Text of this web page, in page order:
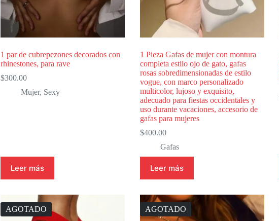
1 par de cubrepezones decorados con
rhinestones, para rave
$300.00
Mujer, Sexy
Leer más
1 Pieza Gafas de mujer con montura
completa estilo ojo de gato, gafas
rosas sobredimensionadas de estilo
vogue, con marco personalizado
multicolor, lujoso y exquisito,
adecuado para fiestas occidentales y
uso durante vacaciones, accesorio de
gafas para mujeres
$400.00
Gafas
Leer más
AGOTADO AGOTADO